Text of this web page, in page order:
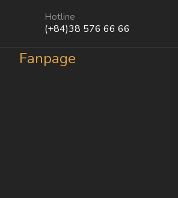
Hotline
(+84)38 576 66 66
Fanpage